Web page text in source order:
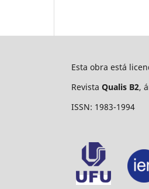
Esta obra está
Revista Qualis B2,
ISSN: 1983-1994